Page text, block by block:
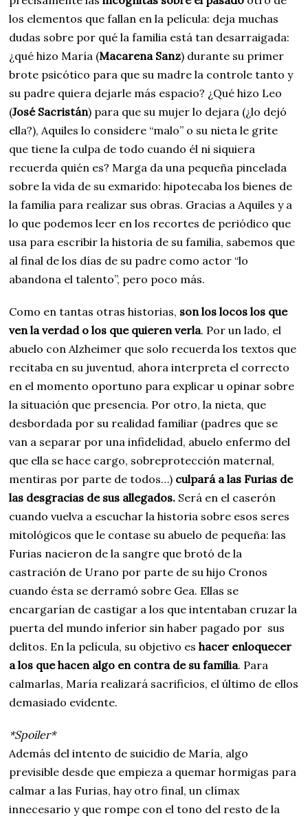
los elementos que fallan en la película: deja muchas
dudas sobre por qué la familia está tan desarraigada:
¿qué hizo María (Macarena Sanz) durante su primer
brote psicótico para que su madre la controle tanto y
su padre quiera dejarle más espacio? ¿Qué hizo Leo
(José Sacristán) para que su mujer lo dejara (¿lo dejó
ella?), Aquiles lo considere “malo” o su nieta le grite
que tiene la culpa de todo cuando él ni siquiera
recuerda quién es? Marga da una pequeña pincelada
sobre la vida de su exmarido: hipotecaba los bienes de
la familia para realizar sus obras. Gracias a Aquiles y a
lo que podemos leer en los recortes de periódico que
usa para escribir la historia de su familia, sabemos que
al final de los días de su padre como actor “lo
abandona el talento”, pero poco más.
Como en tantas otras historias, son los locos los que
ven la verdad o los que quieren verla. Por un lado, el
abuelo con Alzheimer que solo recuerda los textos que
recitaba en su juventud, ahora interpreta el correcto
en el momento oportuno para explicar u opinar sobre
la situación que presencia. Por otro, la nieta, que
desbordada por su realidad familiar (padres que se
van a separar por una infidelidad, abuelo enfermo del
que ella se hace cargo, sobreprotección maternal,
mentiras por parte de todos…) culpará a las Furias de
las desgracias de sus allegados. Será en el caserón
cuando vuelva a escuchar la historia sobre esos seres
mitológicos que le contase su abuelo de pequeña: las
Furias nacieron de la sangre que brotó de la
castración de Urano por parte de su hijo Cronos
cuando ésta se derramó sobre Gea. Ellas se
encargarían de castigar a los que intentaban cruzar la
puerta del mundo inferior sin haber pagado por sus
delitos. En la película, su objetivo eshacer enloquecer
a los que hacen algo en contra de su familia. Para
calmarlas, María realizará sacrificios, el último de ellos
demasiado evidente.
*Spoiler*
Además del intento de suicidio de María, algo
previsible desde que empieza a quemar hormigas para
calmar a las Furias, hay otro final, un clímax
innecesario y que rompe con el tono del resto de la